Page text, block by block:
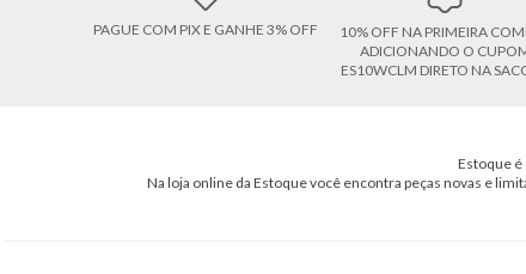
PAGUE COM PIX E GANHE 3% OFF
10% OFF NA PRIMEIRA
ADICIONANDO O
ES10WCLM DIRETO NA
Estoque é
Na loja online da Estoque você encontra peças novas e